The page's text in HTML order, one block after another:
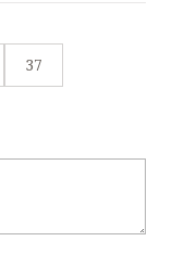
37